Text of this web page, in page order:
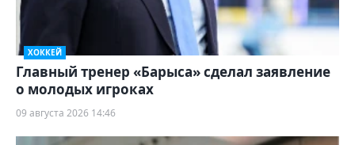
ХОККЕЙ
Главный тренер «Барыса» сделал заявление
о молодых игроках
09 августа 2026 14:46